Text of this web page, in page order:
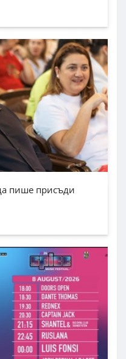
пише присъди